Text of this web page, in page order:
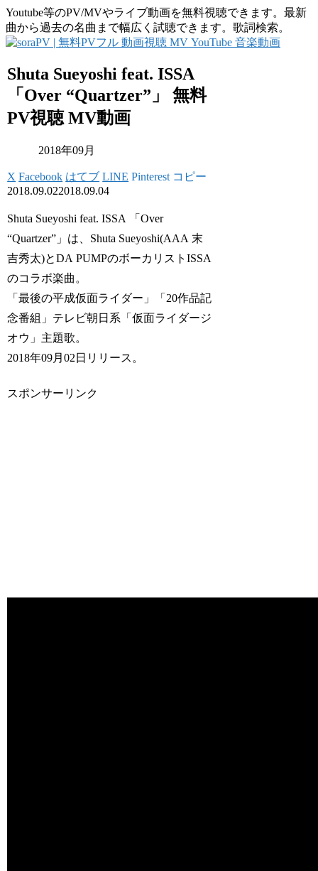
Youtube等のPV/MVやライブ動画を無料視聴できます。最新
曲から過去の名曲まで幅広く試聴できます。歌詞検索。
Shuta Sueyoshi feat. ISSA
「Over “Quartzer”」 無料
PV視聴 MV動画
2018年09月
X Facebook はてブ LINE Pinterest コピー
2018.09.022018.09.04
Shuta Sueyoshi feat. ISSA 「Over
“Quartzer”」は、Shuta Sueyoshi(AAA 末
吉秀太)とDA PUMPのボーカリストISSA
のコラボ楽曲。
「最後の平成仮面ライダー」「20作品記
念番組」テレビ朝日系「仮面ライダージ
オウ」主題歌。
2018年09月02日リリース。
スポンサーリンク